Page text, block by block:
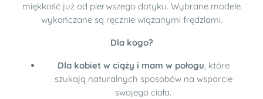
miękkość już od pierwszego dotyku. Wybrane modele
wykańczane są ręcznie wiązanymi frędzlami.
Dla kogo?
Dla kobiet w ciąży i mam w połogu, które
szukają naturalnych sposobów na wsparcie
swojego ciała.